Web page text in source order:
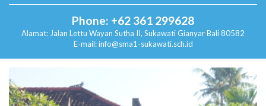
Phone: +62 361 299628
Alamat: Jalan Lettu Wayan Sutha II, SukawatiGianyar Bali 80582
E-mail: info@sma1-sukawati.sch.id